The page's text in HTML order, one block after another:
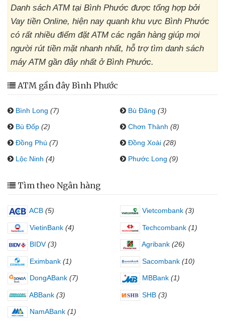
Danh sách ATM tại Bình Phước được tổng hợp bởi
Vay tiền Online, hiện nay quanh khu vực Bình Phước
có rất nhiều điểm đặt ATM các ngân hàng giúp mọi
người rút tiền mặt nhanh nhất, hỗ trợ tìm danh sách
máy ATM gần đây nhất ở Bình Phước.
ATM gần đây Bình Phước
Bình Long (7) Bù Đăng (3)
Bù Đốp (2) Chơn Thành (8)
Đồng Phú (7) Đồng Xoài (28)
Lộc Ninh (4) Phước Long (9)
Tìm theo Ngân hàng
ACB (5) Vietcombank (3)
VietinBank (4) Techcombank (1)
BIDV (3) Agribank (26)
Eximbank (1) Sacombank (10)
DongABank (7) MBBank (1)
ABBank (3) SHB (3)
NamABank (1)